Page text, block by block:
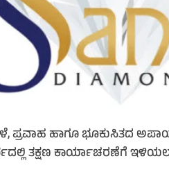
ಹಾಗೂ ಭೂಕುಸಿತದ ಅಪಾಯ
ತಕ್ಷಣ ಕಾರ್ಯಾಚರಣೆಗೆ